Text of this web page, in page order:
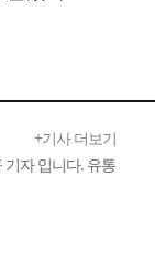
+기사 더보기
자 입니다. 유통